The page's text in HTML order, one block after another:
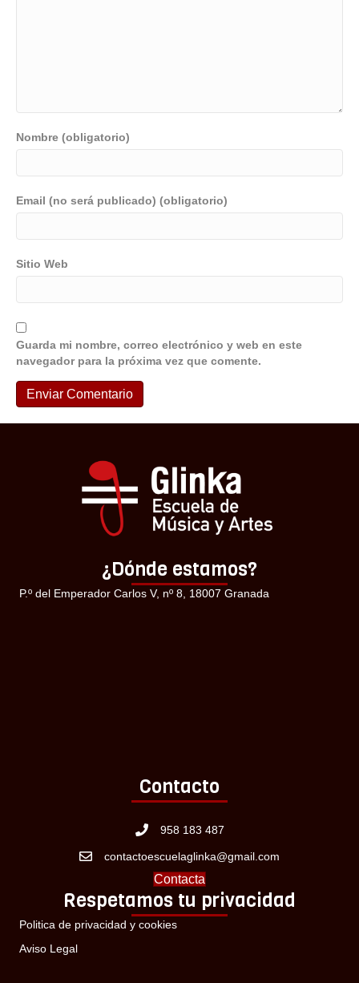
Nombre (obligatorio)
Email (no será publicado) (obligatorio)
Sitio Web
Guarda mi nombre, correo electrónico y web en este
navegador para la próxima vez que comente.
¿Dónde estamos?
P.º del Emperador Carlos V, nº 8, 18007 Granada
Contacto
958 183 487
contactoescuelaglinka@gmail.com
Contacta
Respetamos tu privacidad
Politica de privacidad y cookies
Aviso Legal